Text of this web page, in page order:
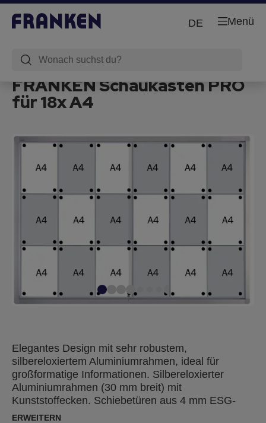
Menü
DE
FRANKEN Schaukasten PRO
für 18x A4
Elegantes Design mit sehr robustem,
silbereloxiertem Aluminiumrahmen, ideal für
großformatige Informationen. Silbereloxierter
Aluminiumrahmen (30 mm breit) mit
Kunststoffecken. Schiebetüren aus 4 mm ESG-
Sicherheitsglas. Integriertes Sicherheitsschloss mit
ERWEITERN